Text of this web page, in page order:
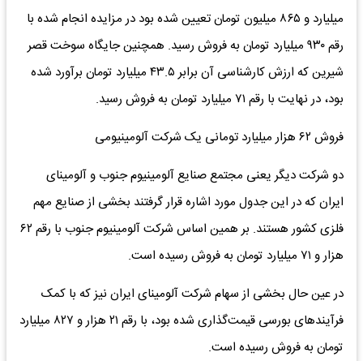
میلیارد و ۸۶۵ میلیون تومان تعیین شده بود در مزایده انجام شده با
رقم ۹۳۰ میلیارد تومان به فروش رسید. همچنین جایگاه سوخت قصر
شیرین که ارزش کارشناسی آن برابر ۴۳.۵ میلیارد تومان برآورد شده
بود، در نهایت با رقم ۷۱ میلیارد تومان به فروش رسید.
فروش ۶۲ هزار میلیارد تومانی یک شرکت آلومینیومی
دو شرکت دیگر یعنی مجتمع صنایع آلومینیوم جنوب و آلومینای
ایران که در این جدول مورد اشاره قرار گرفتند بخشی از صنایع مهم
فلزی کشور هستند. بر همین اساس شرکت آلومینیوم جنوب با رقم ۶۲
هزار و ۷۱ میلیارد تومان به فروش رسیده است.
در عین حال بخشی از سهام شرکت آلومینای ایران نیز که با کمک
فرآیندهای بورسی قیمت‌گذاری شده بود، با رقم ۲۱ هزار و ۸۲۷ میلیارد
تومان به فروش رسیده است.